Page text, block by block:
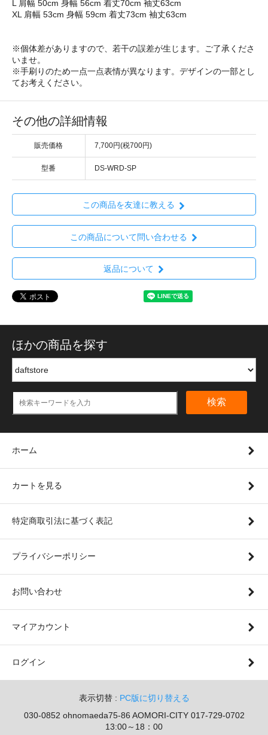
L 肩幅 50cm 身幅 56cm 着丈70cm 袖丈63cm
XL 肩幅 53cm 身幅 59cm 着丈73cm 袖丈63cm
※個体差がありますので、若干の誤差が生じます。ご了承くださ
いませ。
※手刷りのため一点一点表情が異なります。デザインの一部とし
てお考えください。
その他の詳細情報
販売価格 7,700円(税700円)
型番 DS-WRD-SP
この商品を友達に教える
この商品について問い合わせる
返品について
ほかの商品を探す
検索
ホーム
カートを見る
特定商取引法に基づく表記
プライバシーポリシー
お問い合わせ
マイアカウント
ログイン
表示切替 : PC版に切り替える
030-0852 ohnomaeda75-86 AOMORI-CITY 017-729-0702
13:00～18：00